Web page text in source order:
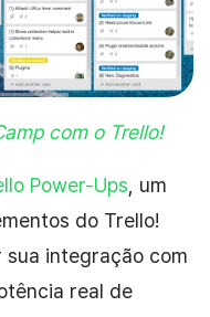
com o Trello!
Power-Ups um
do Trello!
integração com
real de